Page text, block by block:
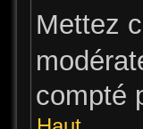
Mettez
compté